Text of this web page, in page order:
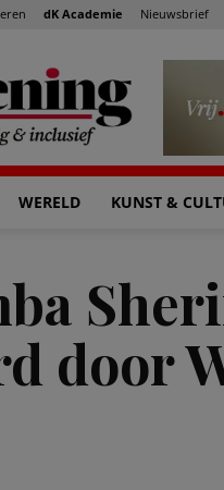
dK Academie Nieuwsbrief
WERELD KUNST &
door